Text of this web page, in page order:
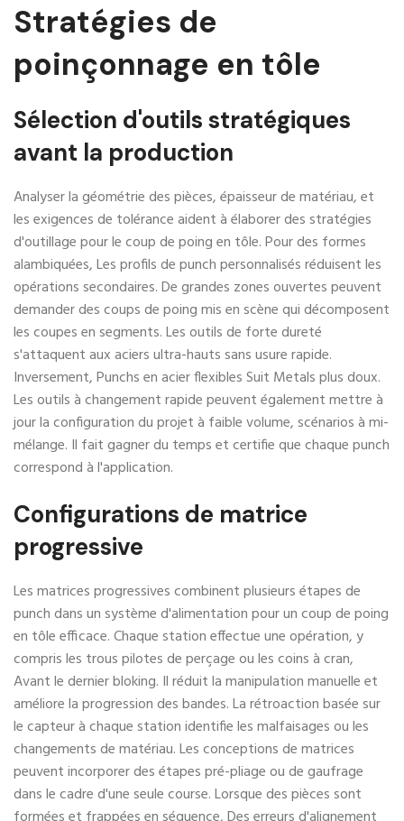
Stratégies de
poinçonnage en tôle
Sélection d'outils stratégiques
avant la production
Analyser la géométrie des pièces, épaisseur de matériau, et
les exigences de tolérance aident à élaborer des stratégies
d'outillage pour le coup de poing en tôle. Pour des formes
alambiquées, Les profils de punch personnalisés réduisent les
opérations secondaires. De grandes zones ouvertes peuvent
demander des coups de poing mis en scène qui décomposent
les coupes en segments. Les outils de forte dureté
s'attaquent aux aciers ultra-hauts sans usure rapide.
Inversement, Punchs en acier flexibles Suit Metals plus doux.
Les outils à changement rapide peuvent également mettre à
jour la configuration du projet à faible volume, scénarios à mi-
mélange. Il fait gagner du temps et certifie que chaque punch
correspond à l'application.
Configurations de matrice
progressive
Les matrices progressives combinent plusieurs étapes de
punch dans un système d'alimentation pour un coup de poing
en tôle efficace. Chaque station effectue une opération, y
compris les trous pilotes de perçage ou les coins à cran,
Avant le dernier bloking. Il réduit la manipulation manuelle et
améliore la progression des bandes. La rétroaction basée sur
le capteur à chaque station identifie les malfaisages ou les
changements de matériau. Les conceptions de matrices
peuvent incorporer des étapes pré-pliage ou de gaufrage
dans le cadre d'une seule course. Lorsque des pièces sont